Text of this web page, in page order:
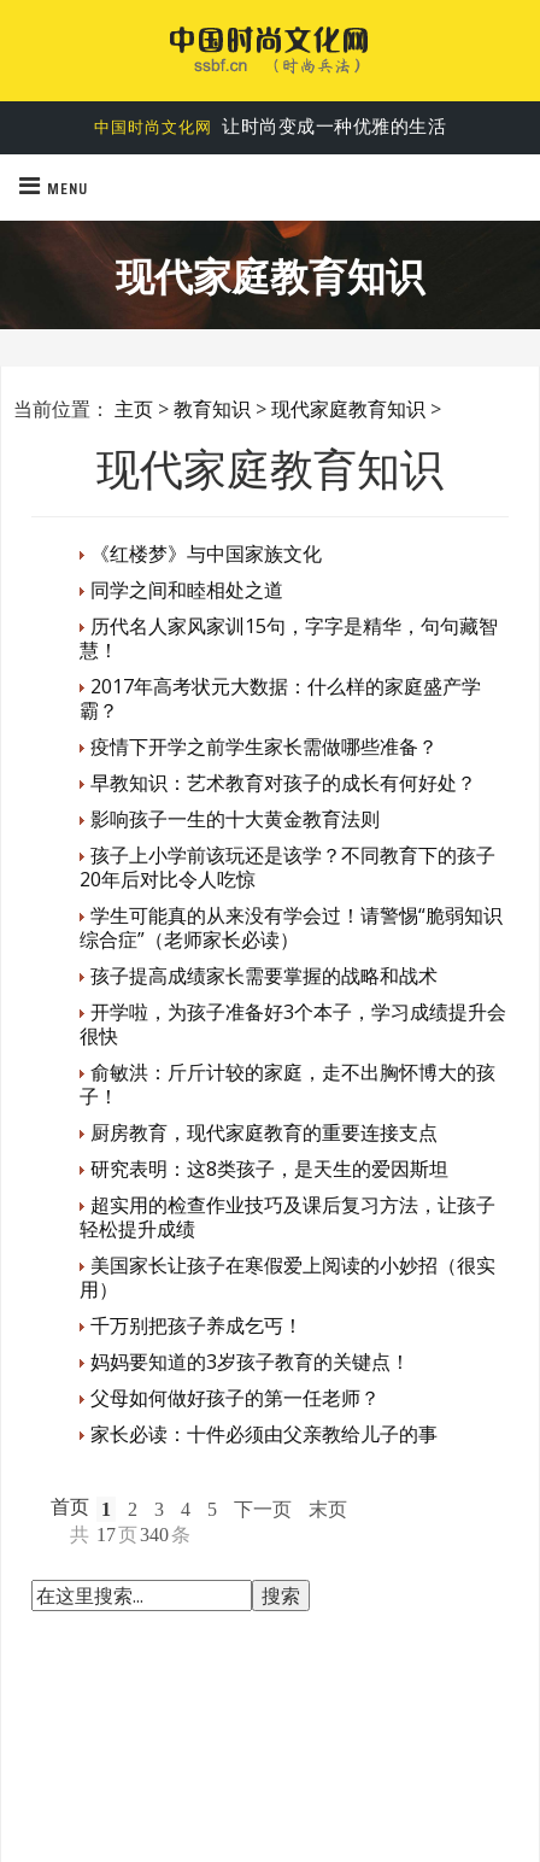
中国时尚文化网 让时尚变成一种优雅的生活
MENU
现代家庭教育知识
当前位置： 主页 >教育知识 >现代家庭教育知识 >
现代家庭教育知识
《红楼梦》与中国家族文化
同学之间和睦相处之道
历代名人家风家训15句，字字是精华，句句藏智
慧！
2017年高考状元大数据：什么样的家庭盛产学
霸？
疫情下开学之前学生家长需做哪些准备？
早教知识：艺术教育对孩子的成长有何好处？
影响孩子一生的十大黄金教育法则
孩子上小学前该玩还是该学？不同教育下的孩子
20年后对比令人吃惊
学生可能真的从来没有学会过！请警惕“脆弱知识
综合症”（老师家长必读）
孩子提高成绩家长需要掌握的战略和战术
开学啦，为孩子准备好3个本子，学习成绩提升会
很快
俞敏洪：斤斤计较的家庭，走不出胸怀博大的孩
子！
厨房教育，现代家庭教育的重要连接支点
研究表明：这8类孩子，是天生的爱因斯坦
超实用的检查作业技巧及课后复习方法，让孩子
轻松提升成绩
美国家长让孩子在寒假爱上阅读的小妙招（很实
用）
千万别把孩子养成乞丐！
妈妈要知道的3岁孩子教育的关键点！
父母如何做好孩子的第一任老师？
家长必读：十件必须由父亲教给儿子的事
首页 1 2 3 4 5 下一页
末页
共 17页340条